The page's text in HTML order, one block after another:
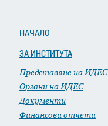
НАЧАЛО
ЗА ИНСТИТУТА
Представяне на ИДЕС
Органи на ИДЕС
Документи
Финансови отчети